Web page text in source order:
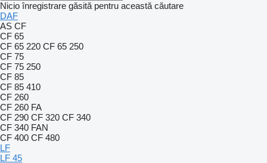
Nicio înregistrare găsită pentru această căutare
DAF
AS CF
CF 65
CF 65 220 CF 65 250
CF 75
CF 75 250
CF 85
CF 85 410
CF 260
CF 260 FA
CF 290 CF 320 CF 340
CF 340 FAN
CF 400 CF 480
LF
LF 45